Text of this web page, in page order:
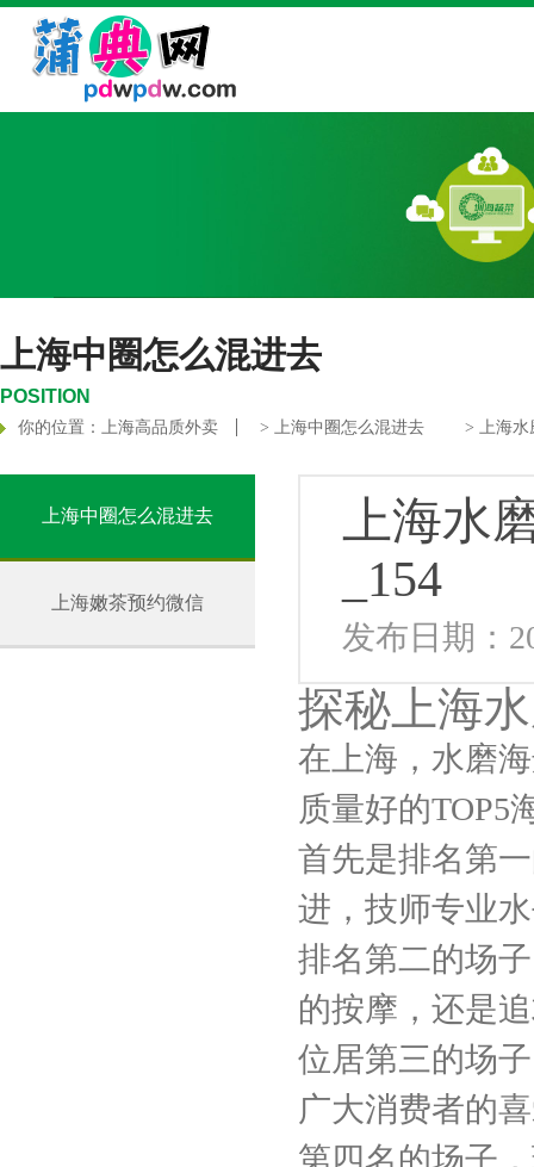
上海中圈怎么混进去
POSITION
你的位置： 上海高品质外卖 > 上海中圈怎么混进去 > 上海水
上海中圈怎么混进去
上海嫩茶预约微信
上海水
_154
发布日期：
探秘上海
在上海，水磨
质量好的TOP5
首先是排名第
进，技师专业
排名第二的场
的按摩，还是
位居第三的场
广大消费者的
第四名的场子